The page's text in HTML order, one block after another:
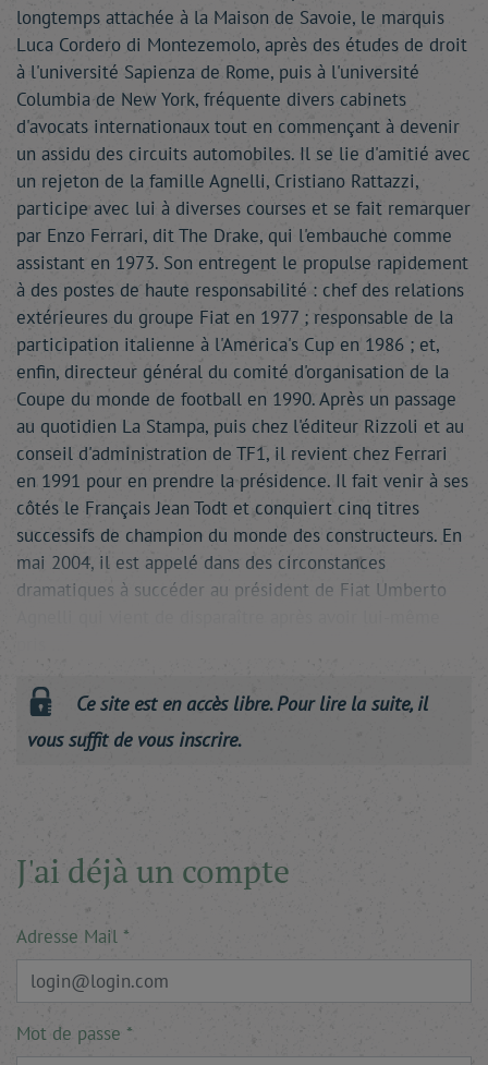
longtemps attachée à la Maison de Savoie, le marquis
Luca Cordero di Montezemolo, après des études de droit
à l'université Sapienza de Rome, puis à l'université
Columbia de New York, fréquente divers cabinets
d'avocats internationaux tout en commençant à devenir
un assidu des circuits automobiles. Il se lie d'amitié avec
un rejeton de la famille Agnelli, Cristiano Rattazzi,
participe avec lui à diverses courses et se fait remarquer
par Enzo Ferrari, dit The Drake, qui l'embauche comme
assistant en 1973. Son entregent le propulse rapidement
à des postes de haute responsabilité : chef des relations
extérieures du groupe Fiat en 1977 ; responsable de la
participation italienne à l'America's Cup en 1986 ; et,
enfin, directeur général du comité d'organisation de la
Coupe du monde de football en 1990. Après un passage
au quotidien La Stampa, puis chez l'éditeur Rizzoli et au
conseil d'administration de TF1, il revient chez Ferrari
en 1991 pour en prendre la présidence. Il fait venir à ses
côtés le Français Jean Todt et conquiert cinq titres
successifs de champion du monde des constructeurs. En
mai 2004, il est appelé dans des circonstances
dramatiques à succéder au président de Fiat Umberto
Ce site est en accès libre. Pour lire la suite, il
vous suffit de vous inscrire.
J'ai déjà un compte
Adresse Mail
Mot de passe